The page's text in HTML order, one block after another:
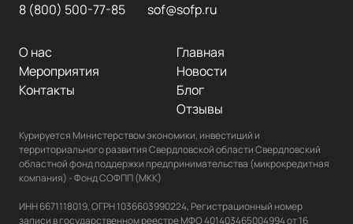
8 (800) 500-77-85 sof@sofp.ru
Главная
О нас
Новости
Мероприятия
Блог
Контакты
Отзывы
Курируется Министерством экономики, инвестиций и
территориального развития Свердловской области Свердловский
областной фонд поддержки предпринимательства (микрокредитная
компания) - Фонд СОФПП (МКК)
ИНН 6671118019, ОГРН 1036603990224, Регистрационный номер
записи в государственном реестре МФО 401403465004994 от 16